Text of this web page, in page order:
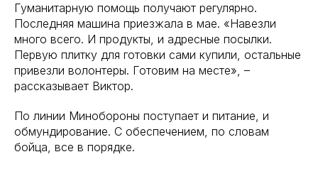
Гуманитарную помощь получают регулярно.
Последняя машина приезжала в мае. «Навезли
много всего. И продукты, и адресные посылки.
Первую плитку для готовки сами купили, остальные
привезли волонтеры. Готовим на месте», –
рассказывает Виктор.
По линии Минобороны поступает и питание, и
обмундирование. С обеспечением, по словам
бойца, все в порядке.